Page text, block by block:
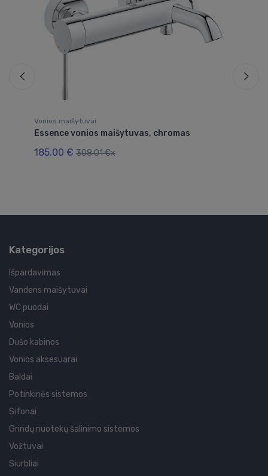
Vonios maišytuvai
Essence vonios maišytuvas, chromas
185.00 € 308.01 €x
Kategorijos
Išpardavimas
Vandens maišytuvai
WC puodai
Vonios
Dušo kabinos
Vonios aksesuarai
Baldai
Potinkinės sistemos
Sifonai
Grindų nuotekų šalinimo sistemos
Vožtuvai
Siurbliai